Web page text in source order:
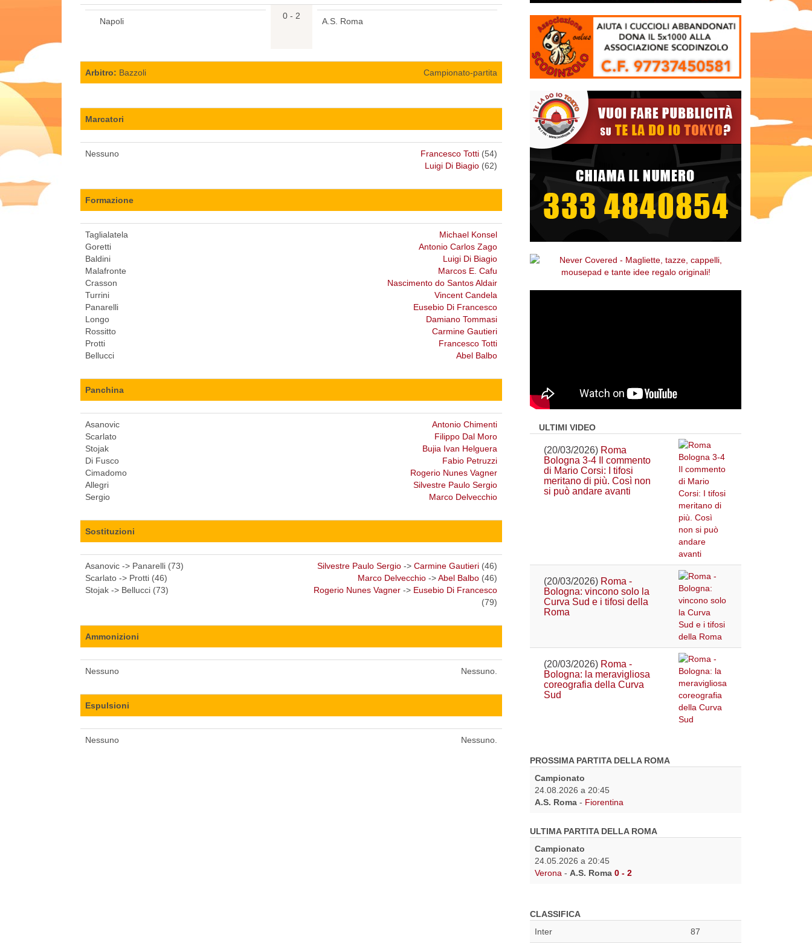
Napoli
0 - 2
A.S. Roma
Arbitro: Bazzoli Campionato-partita
Marcatori
Nessuno Francesco Totti (54)
Luigi Di Biagio (62)
Formazione
Taglialatela
Goretti
Baldini
Malafronte
Crasson
Turrini
Panarelli
Longo
Rossitto
Protti
Bellucci
Michael Konsel
Antonio Carlos Zago
Luigi Di Biagio
Marcos E. Cafu
Nascimento do Santos Aldair
Vincent Candela
Eusebio Di Francesco
Damiano Tommasi
Carmine Gautieri
Francesco Totti
Abel Balbo
Panchina
Asanovic
Scarlato
Stojak
Di Fusco
Cimadomo
Allegri
Sergio
Antonio Chimenti
Filippo Dal Moro
Bujia Ivan Helguera
Fabio Petruzzi
Rogerio Nunes Vagner
Silvestre Paulo Sergio
Marco Delvecchio
Sostituzioni
Asanovic -> Panarelli (73)
Scarlato -> Protti (46)
Stojak -> Bellucci (73)
Silvestre Paulo Sergio -> Carmine Gautieri (46)
Marco Delvecchio ->Abel Balbo (46)
Rogerio Nunes Vagner -> Eusebio Di Francesco
(79)
Ammonizioni
Nessuno Nessuno.
Espulsioni
Nessuno Nessuno.
ULTIMI VIDEO
(20/03/2026) Roma
Bologna 3-4 Il commento
di Mario Corsi: I tifosi
meritano di più. Così non
si può andare avanti
(20/03/2026) Roma -
Bologna: vincono solo la
Curva Sud e i tifosi della
Roma
(20/03/2026) Roma -
Bologna: la meravigliosa
coreografia della Curva
Sud
PROSSIMA PARTITA DELLA ROMA
Campionato
24.08.2026 a 20:45
A.S. Roma - Fiorentina
ULTIMA PARTITA DELLA ROMA
Campionato
24.05.2026 a 20:45
Verona - A.S. Roma 0 - 2
CLASSIFICA
Inter
87